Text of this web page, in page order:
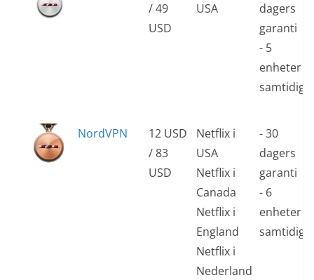
/ 49
USD
USA
dagers
garanti
- 5
enheter
samtidig
NordVPN
12 USD
/ 83
USD
Netflix i
USA
Netflix i
Canada
Netflix i
England
Netflix i
Nederland
- 30
dagers
garanti
- 6
enheter
samtidig